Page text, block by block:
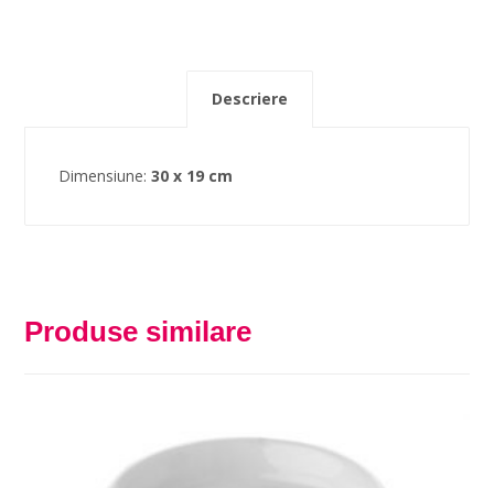
Descriere
Dimensiune:30 x 19 cm
Produse similare